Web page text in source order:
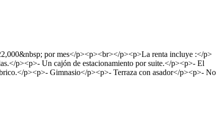
por mes</p><p><br></p><p>La renta incluye :</p>
p><p>- Un cajón de estacionamiento por suite.</p><p>- El
p><p>- Gimnasio</p><p>- Terraza con asador</p><p>- No